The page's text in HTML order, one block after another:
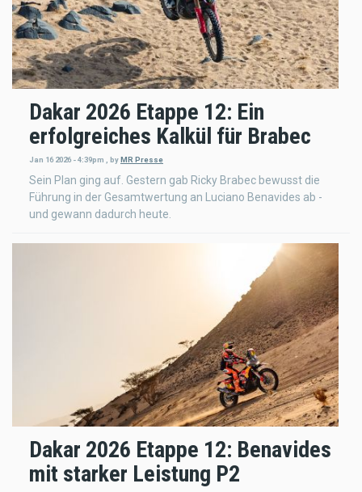
Dakar 2026 Etappe 12: Ein
erfolgreiches Kalkül für Brabec
Jan 16 2026 - 4:39pm byMR Presse
Sein Plan ging auf. Gestern gab Ricky Brabec bewusst die
Führung in der Gesamtwertung an Luciano Benavides ab -
und gewann dadurch heute.
Dakar 2026 Etappe 12: Benavides
mit starker Leistung P2